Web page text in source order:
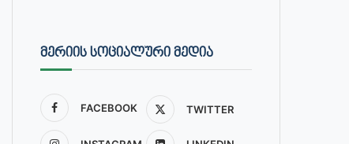
ᲛᲔᲠᲘᲘᲡ ᲡᲝᲪᲘᲐᲚᲣᲠᲘ ᲛᲔᲓᲘᲐ
FACEBOOK TWITTER